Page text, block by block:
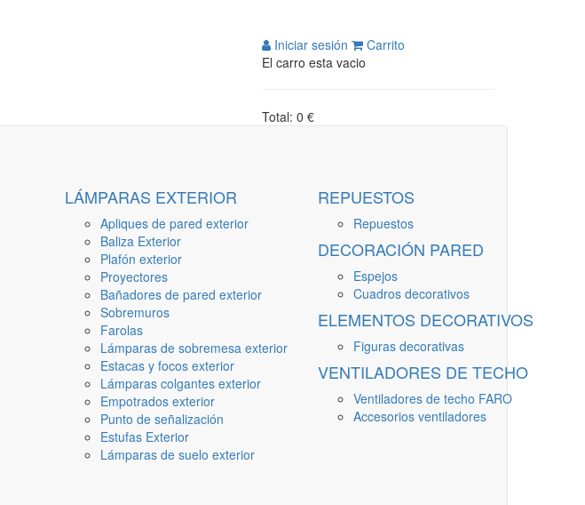
Iniciar sesión
Carrito
El carro esta vacio
Total: 0 €
LÁMPARAS EXTERIOR
Apliques de pared exterior
Baliza Exterior
Plafón exterior
Proyectores
Bañadores de pared exterior
Sobremuros
Farolas
Lámparas de sobremesa exterior
Estacas y focos exterior
Lámparas colgantes exterior
Empotrados exterior
Punto de señalización
Estufas Exterior
Lámparas de suelo exterior
REPUESTOS
Repuestos
DECORACIÓN PARED
Espejos
Cuadros decorativos
ELEMENTOS DECORATIVOS
Figuras decorativas
VENTILADORES DE TECHO
Ventiladores de techo FARO
Accesorios ventiladores